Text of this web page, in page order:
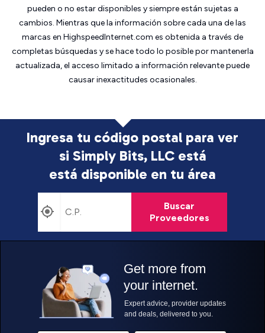
pueden o no estar disponibles y siempre están sujetas a
cambios. Mientras que la información sobre cada una de las
marcas en HighspeedInternet.com es obtenida a través de
completas búsquedas y se hace todo lo posible por mantenerla
actualizada, el acceso limitado a información relevante puede
causar inexactitudes ocasionales.
Ingresa tu código postal para ver
si Simply Bits, LLC está
está disponible en tu área
Buscar
Proveedores